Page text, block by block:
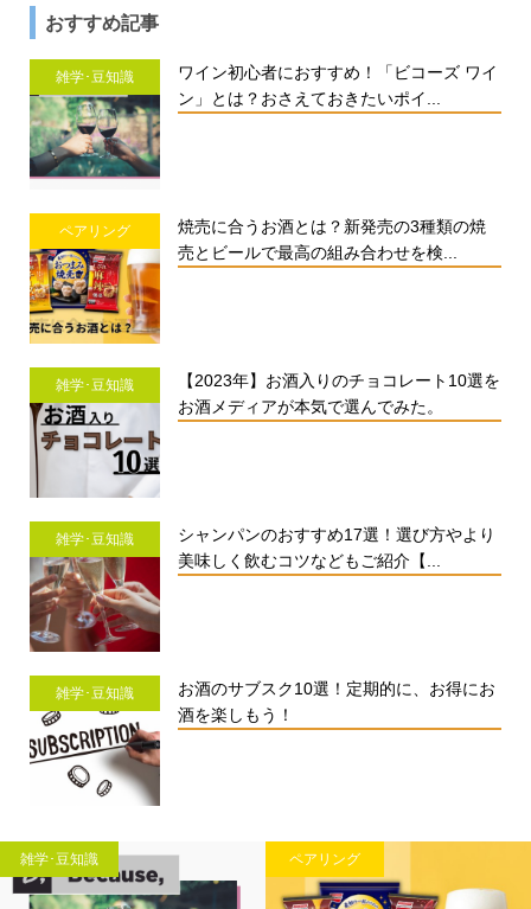
おすすめ記事
雑学･豆知識
ワイン初心者におすすめ！「ビコーズ ワイ
ン」とは？おさえておきたいポイ...
ペアリング
焼売に合うお酒とは？新発売の3種類の焼
売とビールで最高の組み合わせを検...
雑学･豆知識
【2023年】お酒入りのチョコレート10選を
お酒メディアが本気で選んでみた。
雑学･豆知識
シャンパンのおすすめ17選！選び方やより
美味しく飲むコツなどもご紹介【...
雑学･豆知識
お酒のサブスク10選！定期的に、お得にお
酒を楽しもう！
雑学･豆知識 ペアリング